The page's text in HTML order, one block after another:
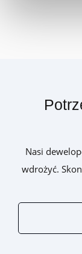
Nasi
wdrożyć.